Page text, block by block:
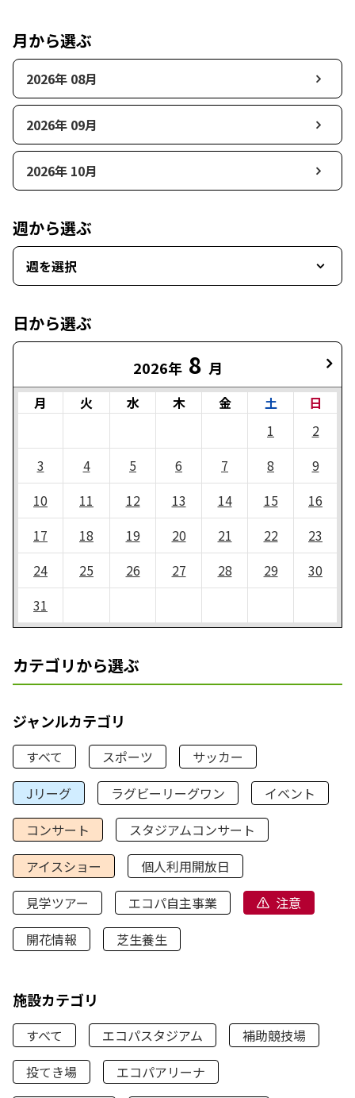
月から選ぶ
2026年 08月
2026年 09月
2026年 10月
週から選ぶ
週を選択
日から選ぶ
2026年 8 月
月 火 水 木 金 土
日
1
2
3
4 5 6 7 8
9
10
11 12 13 14 15
16
17
18 19 20 21 22
23
24
25 26 27 28 29
30
31
カテゴリから選ぶ
ジャンルカテゴリ
すべて スポーツ
サッカー
Jリーグ
ラグビーリーグワン
イベント
コンサート
スタジアムコンサート
アイスショー
個人利用開放日
見学ツアー
エコパ自主事業
注意
開花情報
芝生養生
施設カテゴリ
すべて エコパスタジアム
補助競技場
投てき場
エコパアリーナ